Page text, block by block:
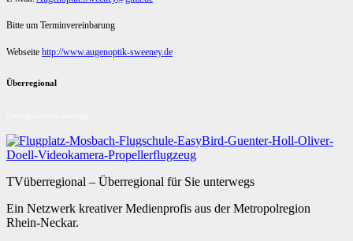
Bitte um Terminvereinbarung
Webseite http://www.augenoptik-sweeney.de
Überregional
TVüberregional – Überregional für Sie unterwegs
Ein Netzwerk kreativer Medienprofis aus der Metropolregion
Rhein-Neckar.